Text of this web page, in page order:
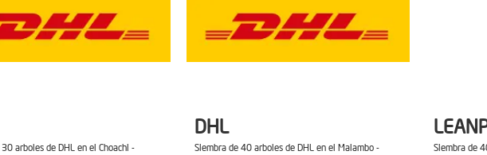
arboles de DHL en el Choachi -
DHL
Siembra de 40 arboles de DHL en el Malambo -
Siembra de